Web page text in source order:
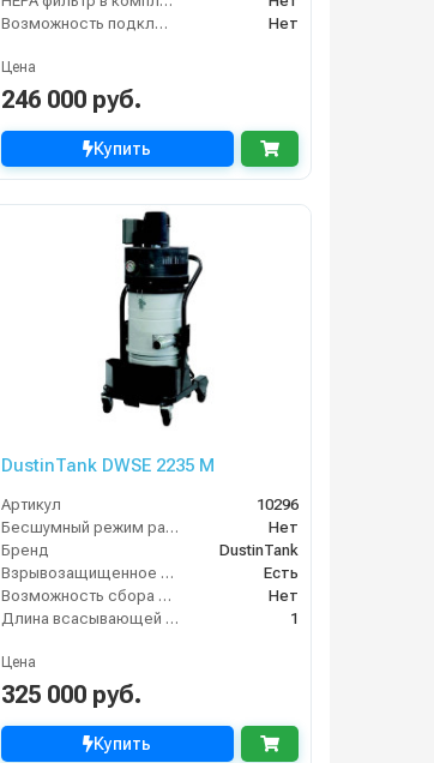
Возможность подключения электрощетки
Нет
Цена
246 000 руб.
Купить
DustinTank DWSE 2235 M
Артикул
10296
Бесшумный режим работы
Нет
Бренд
DustinTank
Взрывозащищенное исполнение
Есть
Возможность сбора жидкой грязи
Нет
Длина всасывающей трубки
1
Цена
325 000 руб.
Купить